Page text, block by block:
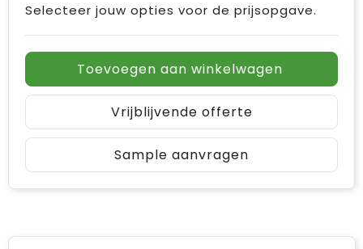
Selecteer jouw opties voor de prijsopgave.
Toevoegen aan winkelwagen
Vrijblijvende offerte
Sample aanvragen